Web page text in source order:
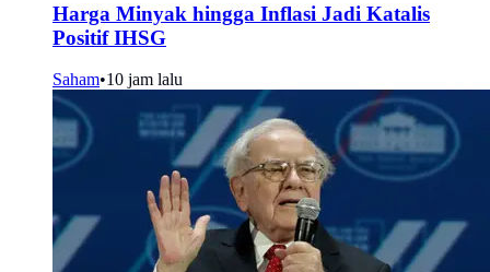
Harga Minyak hingga Inflasi Jadi Katalis
Positif IHSG
Saham•10 jam lalu